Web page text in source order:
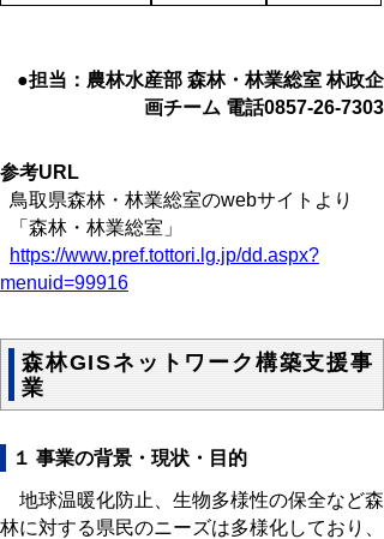
●担当：農林水産部 森林・林業総室 林政企
画チーム 電話0857-26-7303
参考URL
鳥取県森林・林業総室のwebサイトより
「森林・林業総室」
https://www.pref.tottori.lg.jp/dd.aspx?
menuid=99916
森林GISネットワーク構築支援事
業
１ 事業の背景・現状・目的
地球温暖化防止、生物多様性の保全など森
林に対する県民のニーズは多様化しており、